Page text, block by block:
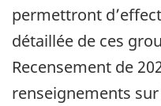
permettront
détaillée de ces
Recensement de
renseignements